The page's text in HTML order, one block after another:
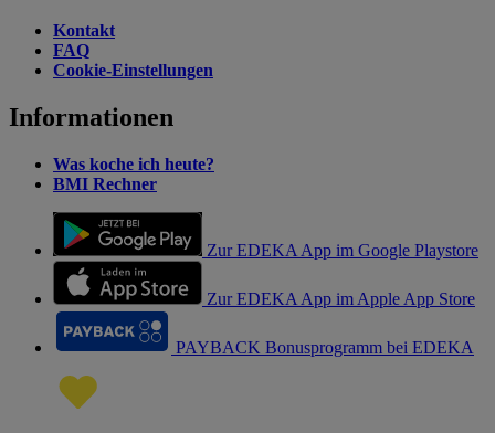
Kontakt
FAQ
Cookie-Einstellungen
Informationen
Was koche ich heute?
BMI Rechner
Zur EDEKA App im Google Playstore
Zur EDEKA App im Apple App Store
PAYBACK Bonusprogramm bei EDEKA